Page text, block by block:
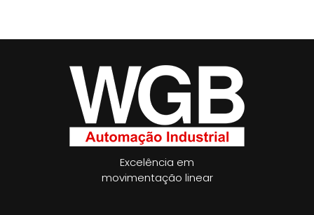
Excelência em
movimentação linear